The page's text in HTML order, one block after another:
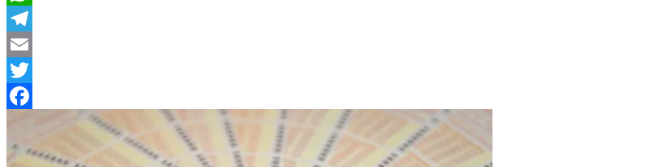
Link
WhatsApp
Telegram
Email
Twitter